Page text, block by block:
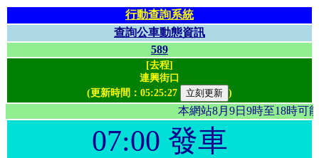
行動查詢系統
查詢公車動態資訊
589
[去程]
連興街口
(更新時間： 05:25:27 )
本網站8月9日9時至18
07:00 發車